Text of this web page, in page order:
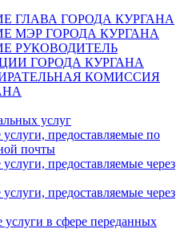
ГЛАВА ГОРОДА КУРГАНА
МЭР ГОРОДА КУРГАНА
РУКОВОДИТЕЛЬ
ГОРОДА КУРГАНА
КОМИССИЯ
услуг
предоставляемые по
почты
предоставляемые через
предоставляемые через
услуги в сфере переданных